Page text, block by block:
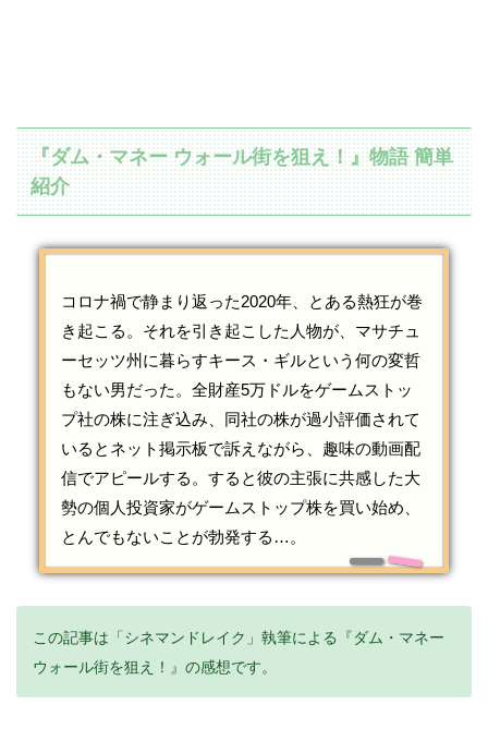
『ダム・マネー ウォール街を狙え！』物語 簡単
紹介
コロナ禍で静まり返った2020年、とある熱狂が巻
き起こる。それを引き起こした人物が、マサチュ
ーセッツ州に暮らすキース・ギルという何の変哲
もない男だった。全財産5万ドルをゲームストッ
プ社の株に注ぎ込み、同社の株が過小評価されて
いるとネット掲示板で訴えながら、趣味の動画配
信でアピールする。すると彼の主張に共感した大
勢の個人投資家がゲームストップ株を買い始め、
とんでもないことが勃発する…。
この記事は「シネマンドレイク」執筆による『ダム・マネー
ウォール街を狙え！』の感想です。